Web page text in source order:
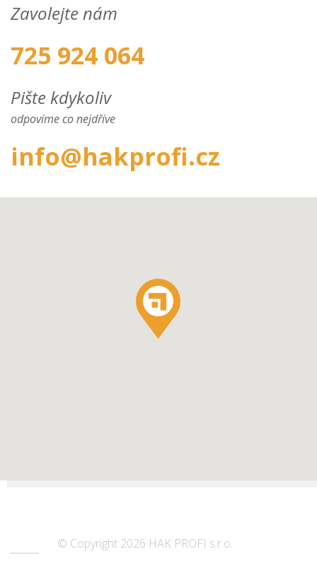
Zavolejte nám
725 924 064
Pište kdykoliv
odpovíme co nejdříve
info@hakprofi.cz
© Copyright 2026 HAK PROFI s.r.o.